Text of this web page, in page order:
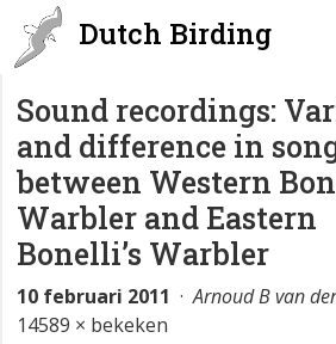
Dutch Birding
Sound recordings:
and difference in
between Western
Warbler and Eastern
Bonelli’s Warbler
10 februari 2011 ·Arnoud B van
14589 × bekeken